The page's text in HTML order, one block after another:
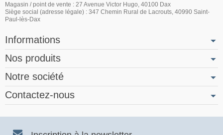
Magasin / point de vente : 27 Avenue Victor Hugo, 40100 Dax
Siège social (adresse légale) : 347 Chemin Rural de Lacrouts, 40990 Saint-
Paul-lès-Dax
Informations
Nos produits
Notre société
Contactez-nous